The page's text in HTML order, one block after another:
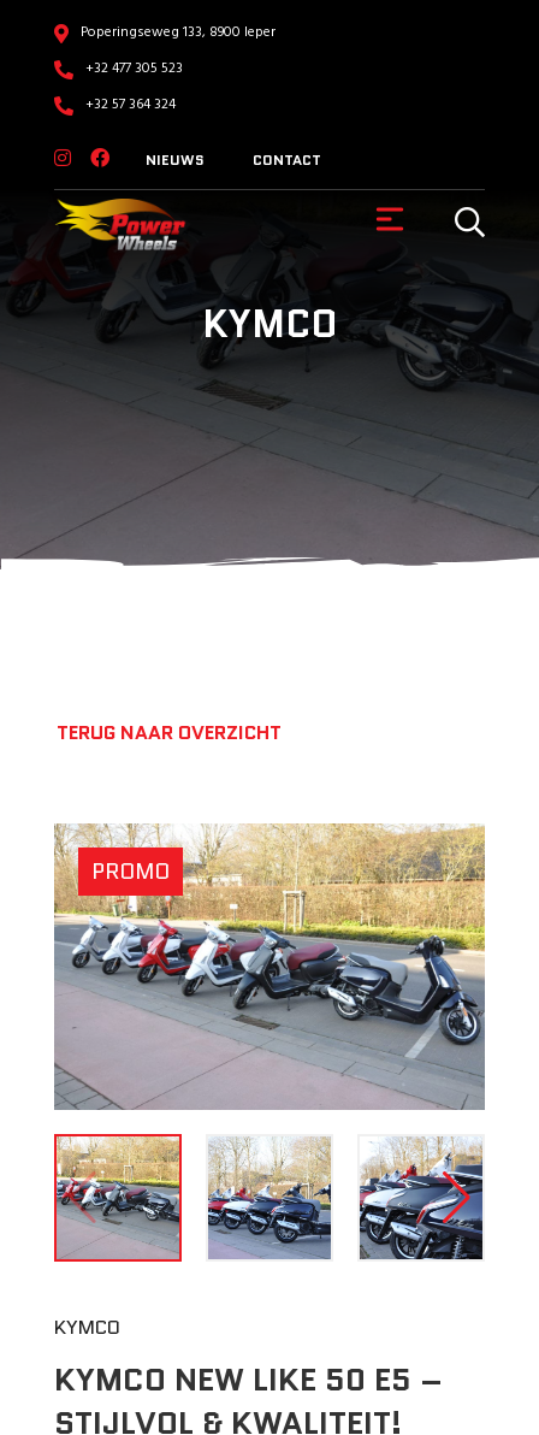
Poperingseweg 133, 8900 Ieper
+32 477 305 523
+32 57 364 324
NIEUWS CONTACT
KYMCO
TERUG NAAR OVERZICHT
PROMO
KYMCO
KYMCO NEW LIKE 50 E5 –
STIJLVOL & KWALITEIT!